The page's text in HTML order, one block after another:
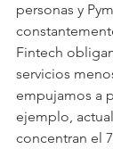
personas y
Fintech
servicios
empujamos a
ejemplo,
concentran el